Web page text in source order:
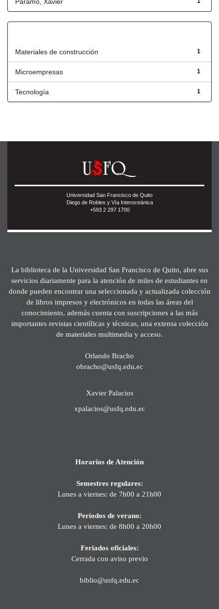
1
Materiales de construcción
1
Microempresas
1
Tecnología
Universidad San Francisco de Quito
Diego de Robles y Vía Interoceánica
+593 2 297 1700
La biblioteca de la Universidad San Francisco de Quito, abre sus
servicios diariamente para la atención de miles de estudiantes en
donde pueden encontrar una seleccionada y actualizada colección
de libros impresos y electrónicos en todas las áreas del
conocimiento, además cuenta con suscripciones a las más
importantes revistas científicas y técnicas, una extensa colección
de materiales multimedia y acceso.
Orlando Bracho
obracho@usfq.edu.ec
Xavier Palacios
xpalacios@usfq.edu.ec
Horarios de Atención
Semestres regulares:
Lunes a viernes: de 7h00 a 21h00
Períodos de verano:
Lunes a viernes: de 8h00 a 20h00
Feriados oficiales:
Cerrada con aviso previo
biblio@usfq.edu.ec